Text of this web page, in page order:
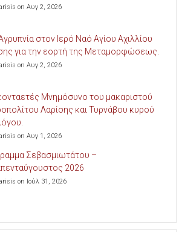
on Αυγ 2, 2026
στον Ιερό Ναό Αγίου Αχιλλίου
για την εορτή της Μεταμορφώσεως.
on Αυγ 2, 2026
Μνημόσυνο του μακαριστού
Λαρίσης και Τυρνάβου κυρού
on Αυγ 1, 2026
Σεβασμιωτάτου –
2026
on Ιούλ 31, 2026